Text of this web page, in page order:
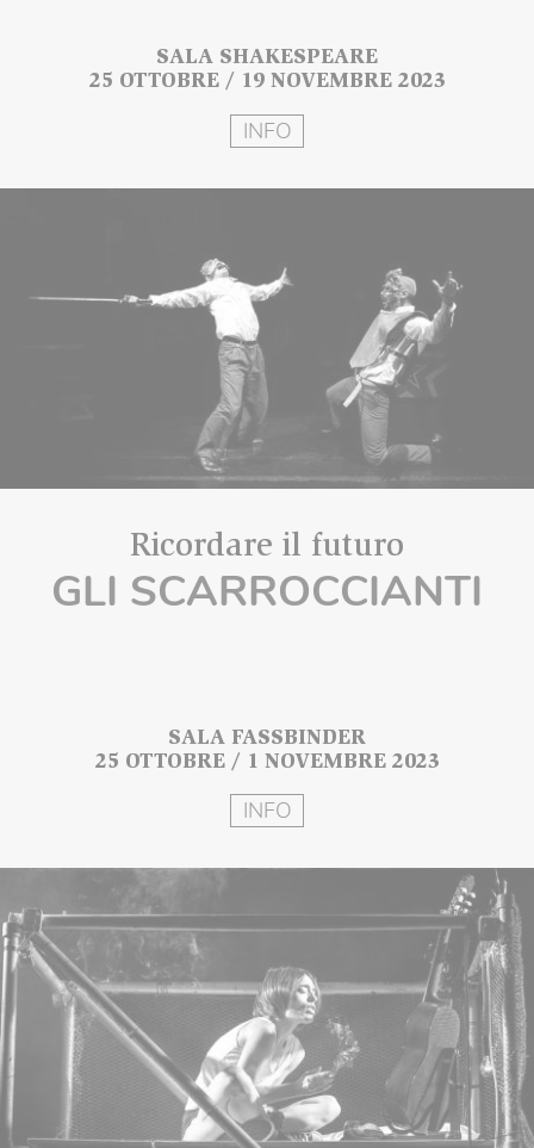
SALA SHAKESPEARE
25 OTTOBRE / 19 NOVEMBRE 2023
INFO
Ricordare il futuro
GLI SCARROCCIANTI
SALA FASSBINDER
25 OTTOBRE / 1 NOVEMBRE 2023
INFO